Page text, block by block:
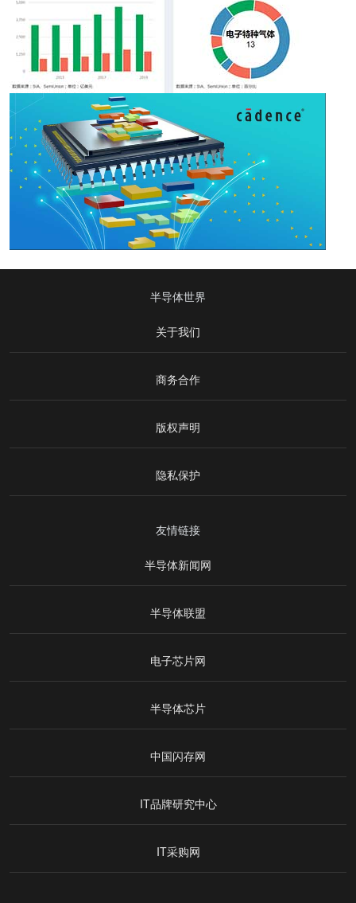
半导体世界
关于我们
商务合作
版权声明
隐私保护
友情链接
半导体新闻网
半导体联盟
电子芯片网
半导体芯片
中国闪存网
IT品牌研究中心
IT采购网